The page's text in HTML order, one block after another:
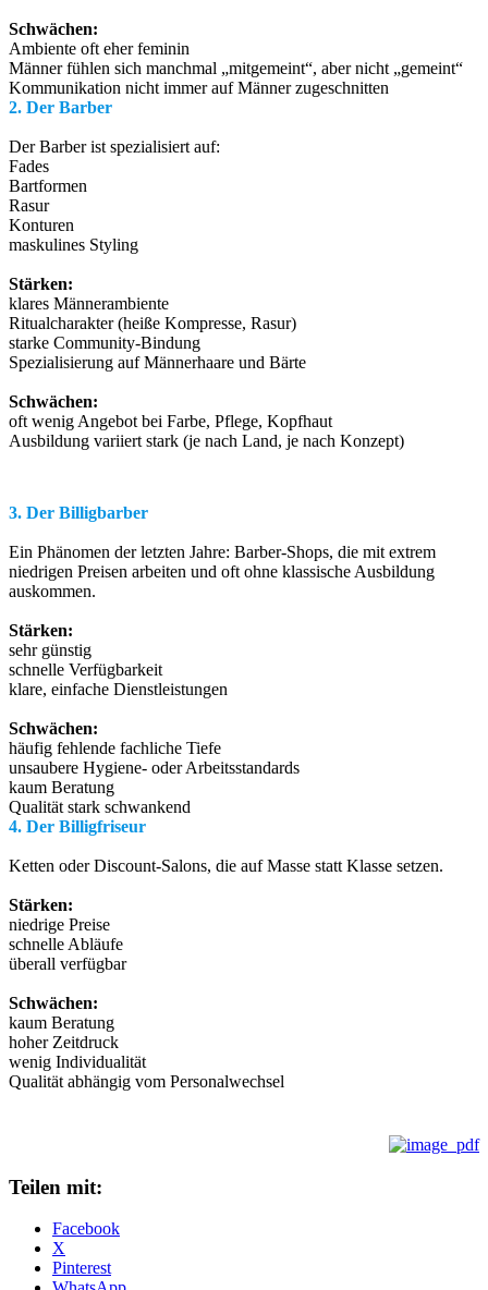
Schwächen:
Ambiente oft eher feminin
Männer fühlen sich manchmal „mitgemeint“, aber nicht „gemeint“
Kommunikation nicht immer auf Männer zugeschnitten
2. Der Barber
Der Barber ist spezialisiert auf:
Fades
Bartformen
Rasur
Konturen
maskulines Styling
Stärken:
klares Männerambiente
Ritualcharakter (heiße Kompresse, Rasur)
starke Community-Bindung
Spezialisierung auf Männerhaare und Bärte
Schwächen:
oft wenig Angebot bei Farbe, Pflege, Kopfhaut
Ausbildung variiert stark (je nach Land, je nach Konzept)
3. Der Billigbarber
Ein Phänomen der letzten Jahre: Barber-Shops, die mit extrem
niedrigen Preisen arbeiten und oft ohne klassische Ausbildung
auskommen.
Stärken:
sehr günstig
schnelle Verfügbarkeit
klare, einfache Dienstleistungen
Schwächen:
häufig fehlende fachliche Tiefe
unsaubere Hygiene- oder Arbeitsstandards
kaum Beratung
Qualität stark schwankend
4. Der Billigfriseur
Ketten oder Discount-Salons, die auf Masse statt Klasse setzen.
Stärken:
niedrige Preise
schnelle Abläufe
überall verfügbar
Schwächen:
kaum Beratung
hoher Zeitdruck
wenig Individualität
Qualität abhängig vom Personalwechsel
Teilen mit:
Facebook
X
Pinterest